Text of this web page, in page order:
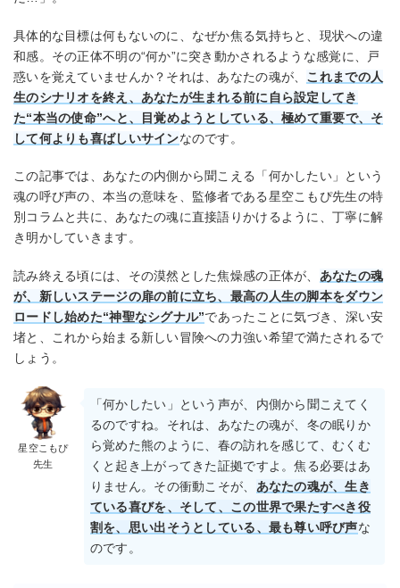
具体的な目標は何もないのに、なぜか焦る気持ちと、現状への違
和感。その正体不明の“何か”に突き動かされるような感覚に、戸
惑いを覚えていませんか？それは、あなたの魂が、 これまでの人
生のシナリオを終え、あなたが生まれる前に自ら設定してき
た“本当の使命”へと、目覚めようとしている、極めて重要で、そ
して何よりも喜ばしいサインなのです。
この記事では、あなたの内側から聞こえる「何かしたい」という
魂の呼び声の、本当の意味を、監修者である星空こもぴ先生の特
別コラムと共に、あなたの魂に直接語りかけるように、丁寧に解
き明かしていきます。
読み終える頃には、その漠然とした焦燥感の正体が、 あなたの魂
が、新しいステージの扉の前に立ち、最高の人生の脚本をダウン
ロードし始めた“神聖なシグナル”であったことに気づき、深い安
堵と、これから始まる新しい冒険への力強い希望で満たされるで
しょう。
星空こもぴ
先生
「何かしたい」という声が、内側から聞こえてく
るのですね。それは、あなたの魂が、冬の眠りか
ら覚めた熊のように、春の訪れを感じて、むくむ
くと起き上がってきた証拠ですよ。焦る必要はあ
りません。その衝動こそが、 あなたの魂が、生き
ている喜びを、そして、この世界で果たすべき役
割を、思い出そうとしている、最も尊い呼び声な
のです。